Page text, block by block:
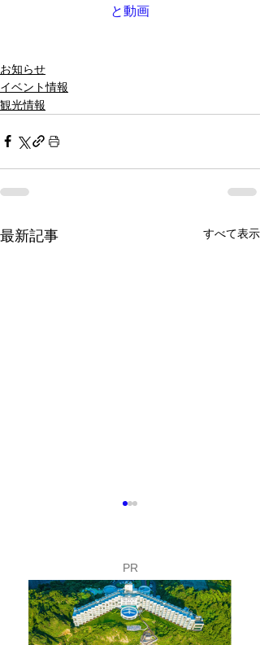
と動画
お知らせ
イベント情報
観光情報
最新記事 すべて表示
海の様子にご注意くださ
PR